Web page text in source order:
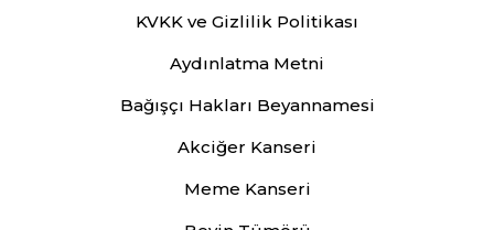
KVKK ve Gizlilik Politikası
Aydınlatma Metni
Bağışçı Hakları Beyannamesi
Akciğer Kanseri
Meme Kanseri